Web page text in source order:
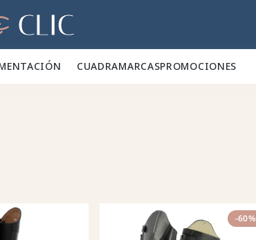
🥕 CUADRAMARCASPROMOCIONES
-60%